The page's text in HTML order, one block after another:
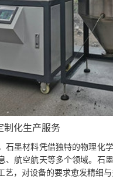
制化生产服务
石墨材料凭借独特的物理化
、航空航天等多个领域。石
艺，对设备的要求愈发精细与